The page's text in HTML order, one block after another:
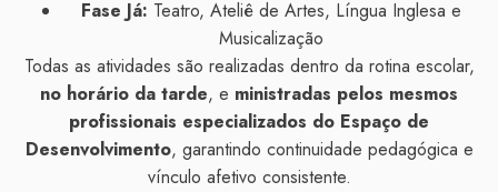
Fase Já: Teatro, Ateliê de Artes, Língua Inglesa e
Musicalização
Todas as atividades são realizadas dentro da rotina escolar,
no horário da tarde, e ministradas pelos mesmos
profissionais especializados do Espaço de
Desenvolvimento, garantindo continuidade pedagógica e
vínculo afetivo consistente.